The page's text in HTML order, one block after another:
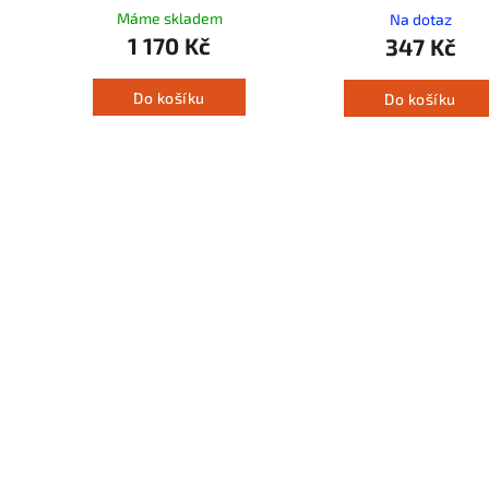
Máme skladem
1 170 Kč
Do košíku
Na dotaz
347 Kč
Do košíku